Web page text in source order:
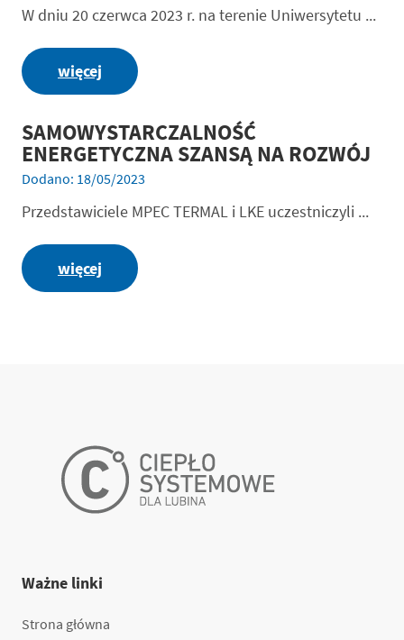
W dniu 20 czerwca 2023 r. na terenie Uniwersytetu ...
więcej
SAMOWYSTARCZALNOŚĆ
ENERGETYCZNA SZANSĄ NA ROZWÓJ
Dodano: 18/05/2023
Przedstawiciele MPEC TERMAL i LKE uczestniczyli ...
więcej
Ważne linki
Strona główna